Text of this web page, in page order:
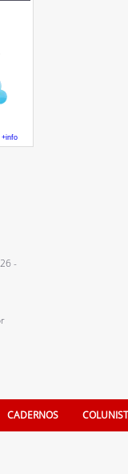
-
CADERNOS